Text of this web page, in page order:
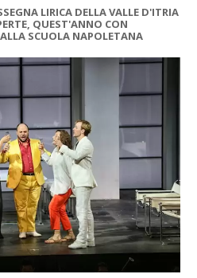
LIRICA DELLA VALLE D'ITRIA
QUEST'ANNO CON
SCUOLA NAPOLETANA